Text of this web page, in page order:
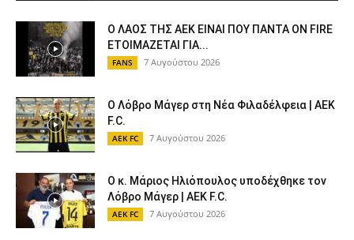
Ο ΛΑΟΣ ΤΗΣ ΑΕΚ ΕΙΝΑΙ ΠΟΥ ΠΑΝΤΑ ON FIRE
ΕΤΟΙΜΑΖΕΤΑΙ ΓΙΑ...
FANS 7 Αυγούστου 2026
Ο Λόβρο Μάγερ στη Νέα Φιλαδέλφεια | AEK
F.C.
AEK FC 7 Αυγούστου 2026
Ο κ. Μάριος Ηλιόπουλος υποδέχθηκε τον
Λόβρο Μάγερ | AEK F.C.
AEK FC 7 Αυγούστου 2026